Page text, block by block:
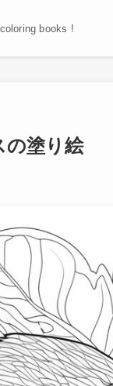
books !
の塗り絵